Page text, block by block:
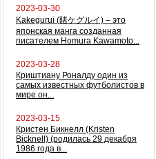
2023-03-30
Kakegurui (賭ケグルイ) – это
японская манга созданная
писателем Homura Kawamoto...
2023-03-28
Криштиану Роналду один из
самых известных футболистов в
мире он...
2023-03-15
Кристен Бикнелл (Kristen
Bicknell) (родилась 29 декабря
1986 года в...